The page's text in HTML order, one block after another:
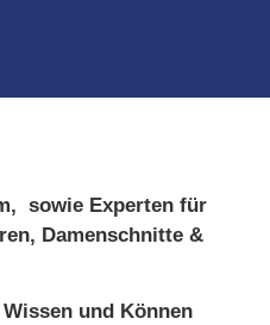
sowie Experten für
Damenschnitte &
und Können